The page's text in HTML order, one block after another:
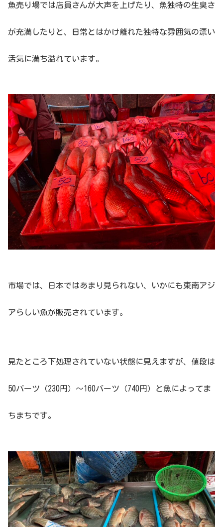
魚売り場では店員さんが大声を上げたり、魚独特の生臭さ
が充満したりと、日常とはかけ離れた独特な雰囲気の漂い
活気に満ち溢れています。
市場では、日本ではあまり見られない、いかにも東南アジ
アらしい魚が販売されています。
見たところ下処理されていない状態に見えますが、値段は
50バーツ（230円）〜160バーツ（740円）と魚によってま
ちまちです。